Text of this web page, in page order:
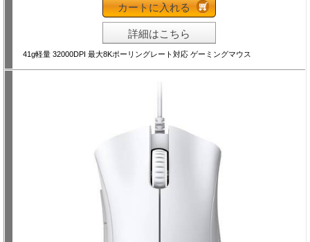
カートに入れる
詳細はこちら
41g軽量 32000DPI 最大8Kポーリングレート対応 ゲーミングマウス